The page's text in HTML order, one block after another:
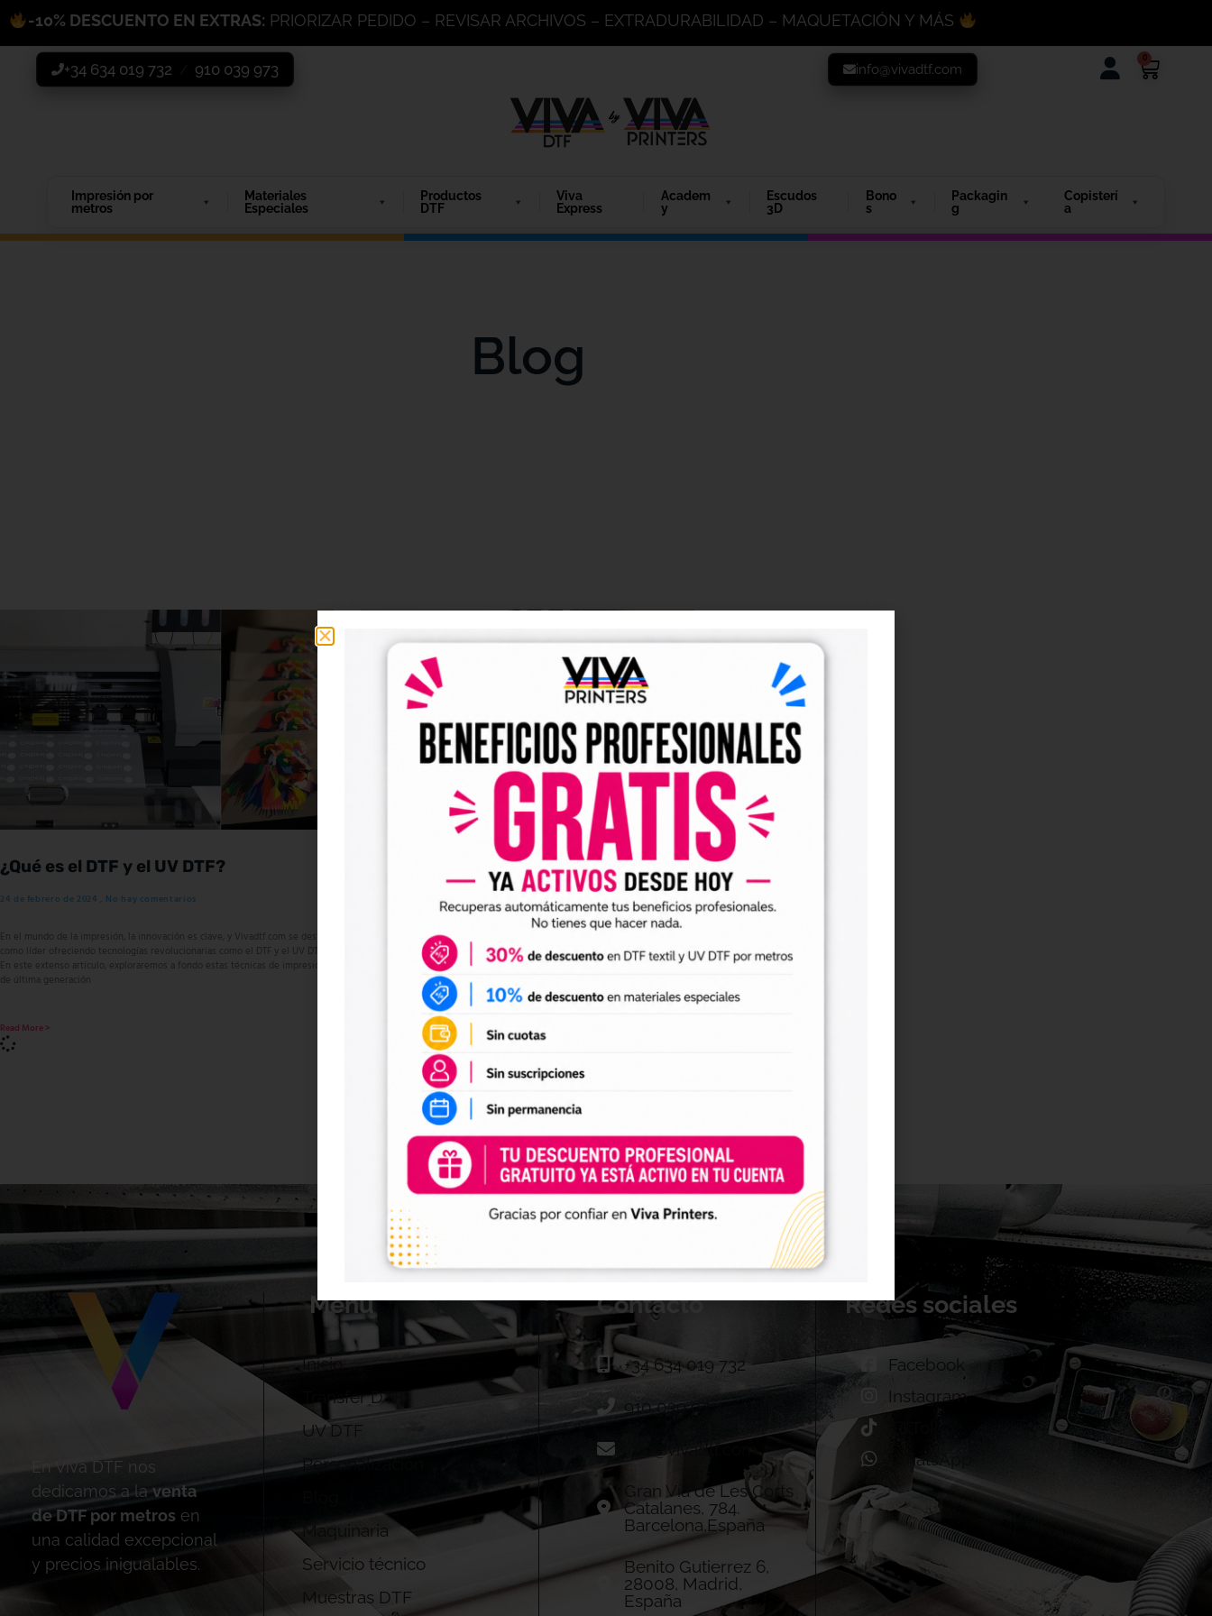
-10% DESCUENTO EN EXTRAS: PRIORIZAR PEDIDO – REVISAR ARCHIVOS – EXTRADURABILIDAD – MAQUETACIÓN Y MÁS
0
+34 634 019 732 910 039 973 info@vivadtf.com
Impresión por
metros
Materiales
Especiales
Productos
DTF
Viva
Express
Academ
y
Escudos
3D
Bono
s
Packagin
g
Copisterí
a
Blog
¿Qué es el DTF y el UV DTF?
24 de febrero de 2024 No hay comentarios
En el mundo de la impresión, la innovación es clave, y Vivadtf.com se destaca
como líder ofreciendo tecnologías revolucionarias como el DTF y el UV DTF.
En este extenso artículo, exploraremos a fondo estas técnicas de impresión
de última generación
Read More >
O que é DTF e UV DTF?
24 de febrero de 2024 No hay comentarios
No mundo da impressão, a inovação é fundamental e Vivadtf.com se destaca
como líder, oferecendo tecnologias revolucionárias como DTF e UV DTF.
Neste extenso artigo, exploraremos minuciosamente essas técnicas de
impressão de ponta.
En Viva DTF nos
dedicamos a la venta
de DTF por metros en
una calidad excepcional
y precios inigualables.
Menú
Inicio
Transfer DTF
UV DTF
Personalización
Maquinaria
Servicio técnico
Muestras DTF
Contacto
+34 634 019 732
910 039 973
info@vivadtf.com
Gran Vía de Les Corts
Catalanes, 784.
Barcelona,España
Benito Gutierrez 6,
28008, Madrid,
España
Redes sociales
Facebook
Instagram
WhatsApp